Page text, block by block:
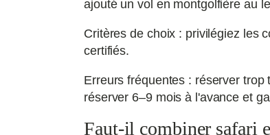
ajouté un vol en montgolfière au
Critères de choix : privilégiez les
certifiés.
Erreurs fréquentes : réserver
réserver 6–9 mois à l'avance et
Faut-il combiner safari